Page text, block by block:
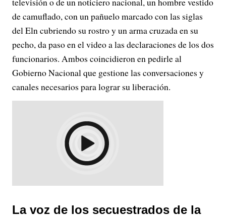
de camuflado, con un pañuelo marcado con las siglas
del Eln cubriendo su rostro y un arma cruzada en su
pecho, da paso en el video a las declaraciones de los dos
funcionarios. Ambos coincidieron en pedirle al
Gobierno Nacional que gestione las conversaciones y
canales necesarios para lograr su liberación.
La voz de los secuestrados de la